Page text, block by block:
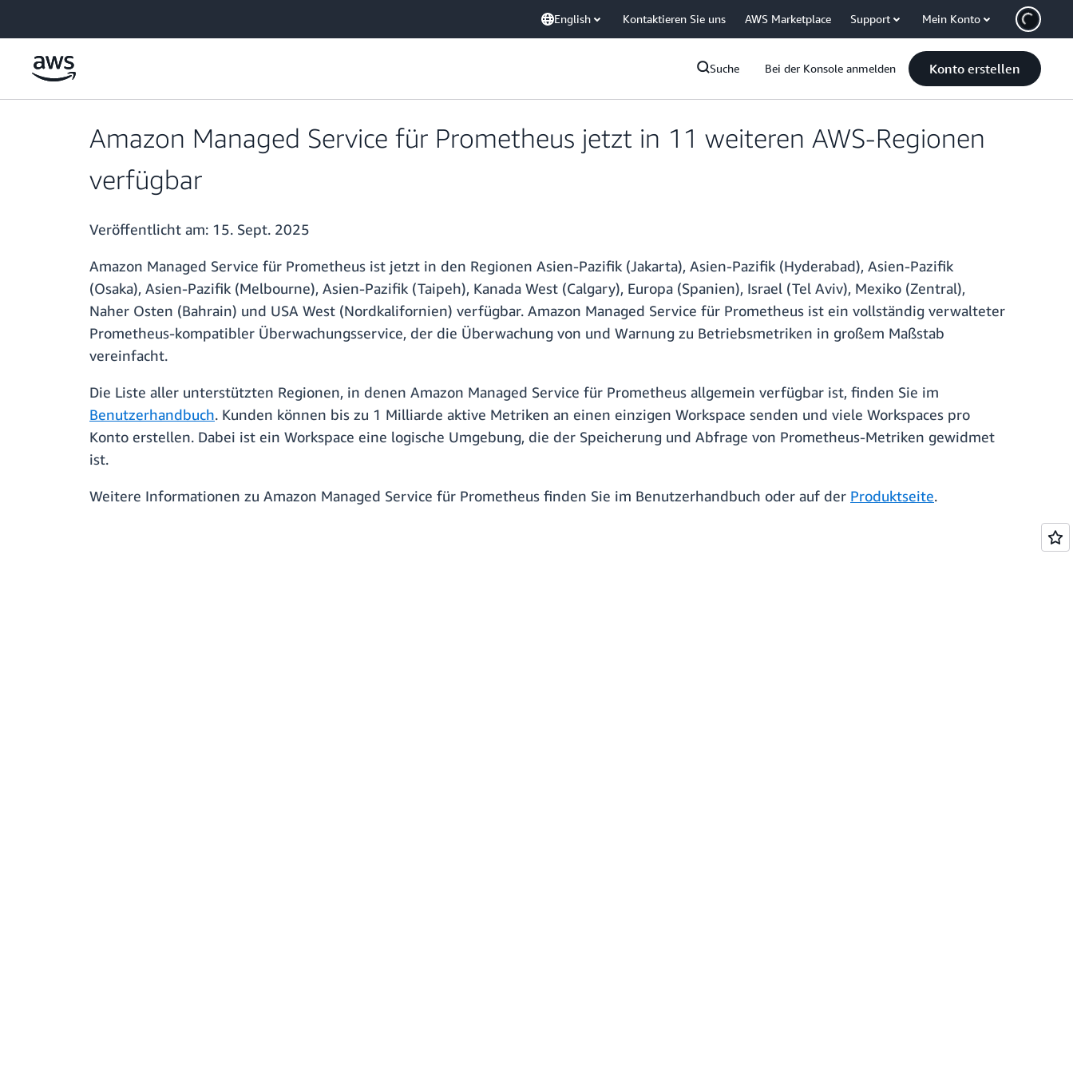
English Kontaktieren Sie uns AWS Marketplace Support Mein Konto
Suche Bei der Konsole anmelden Konto erstellen
Amazon Managed Service für Prometheus jetzt in 11 weiteren AWS-Regionen
verfügbar
Veröffentlicht am: 15. Sept. 2025
Amazon Managed Service für Prometheus ist jetzt in den Regionen Asien-Pazifik (Jakarta), Asien-Pazifik (Hyderabad), Asien-Pazifik
(Osaka), Asien-Pazifik (Melbourne), Asien-Pazifik (Taipeh), Kanada West (Calgary), Europa (Spanien), Israel (Tel Aviv), Mexiko (Zentral),
Naher Osten (Bahrain) und USA West (Nordkalifornien) verfügbar. Amazon Managed Service für Prometheus ist ein vollständig verwalteter
Prometheus-kompatibler Überwachungsservice, der die Überwachung von und Warnung zu Betriebsmetriken in großem Maßstab
vereinfacht.
Die Liste aller unterstützten Regionen, in denen Amazon Managed Service für Prometheus allgemein verfügbar ist, finden Sie im
Benutzerhandbuch. Kunden können bis zu 1 Milliarde aktive Metriken an einen einzigen Workspace senden und viele Workspaces pro
Konto erstellen. Dabei ist ein Workspace eine logische Umgebung, die der Speicherung und Abfrage von Prometheus-Metriken gewidmet
ist.
Weitere Informationen zu Amazon Managed Service für Prometheus finden Sie im Benutzerhandbuch oder auf der Produktseite.